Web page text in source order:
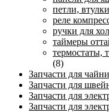
петли,
реле
ручки для
таймеры
термостаты,
(8)
Запчасти для
Запчасти для
Запчасти для
Запчасти для